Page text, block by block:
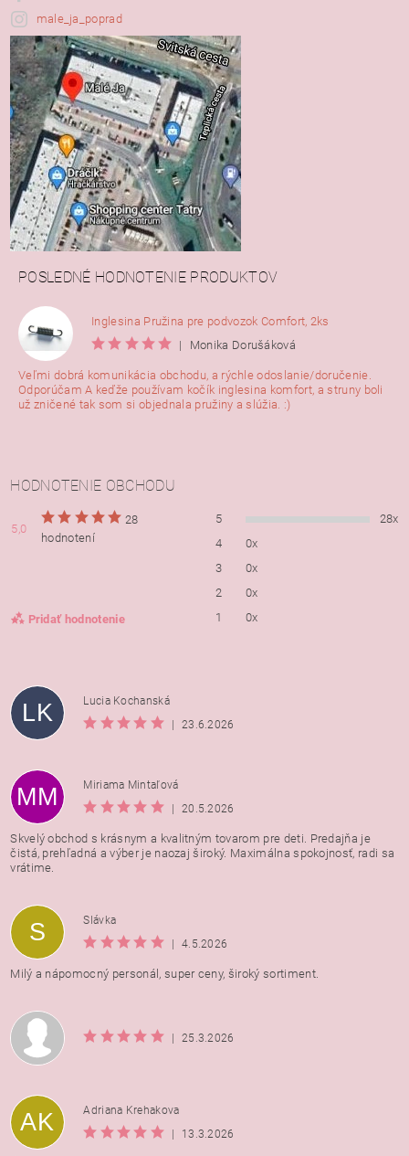
male_ja_poprad
POSLEDNÉ HODNOTENIE PRODUKTOV
Inglesina Pružina pre podvozok Comfort, 2ks
|
Monika Dorušáková
Veľmi dobrá komunikácia obchodu, a rýchle odoslanie/doručenie.
Odporúčam A keďže používam kočík inglesina komfort, a struny boli
už zničené tak som si objednala pružiny a slúžia. :)
HODNOTENIE OBCHODU
5,0
28
hodnotení
Pridať hodnotenie
5
28x
4
0x
3
0x
2
0x
1
0x
Vložením hodnotenie súhlasíte s
osobných údajov
LK
Lucia Kochanská
23.6.2026
MM
Miriama Mintaľová
20.5.2026
Skvelý obchod s krásnym a kvalitným tovarom pre deti. Predajňa je
čistá, prehľadná a výber je naozaj široký. Maximálna spokojnosť, radi sa
vrátime.
S
Slávka
4.5.2026
Milý a nápomocný personál, super ceny, široký sortiment.
25.3.2026
AK
Adriana Krehakova
13.3.2026